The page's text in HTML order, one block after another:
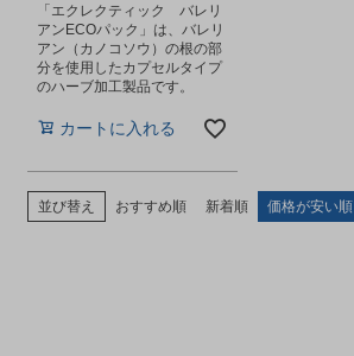
「エクレクティック バレリ
アンECOパック」は、バレリ
アン（カノコソウ）の根の部
分を使用したカプセルタイプ
のハーブ加工製品です。
カートに入れる
並び替え おすすめ順 新着順 価格が安い順